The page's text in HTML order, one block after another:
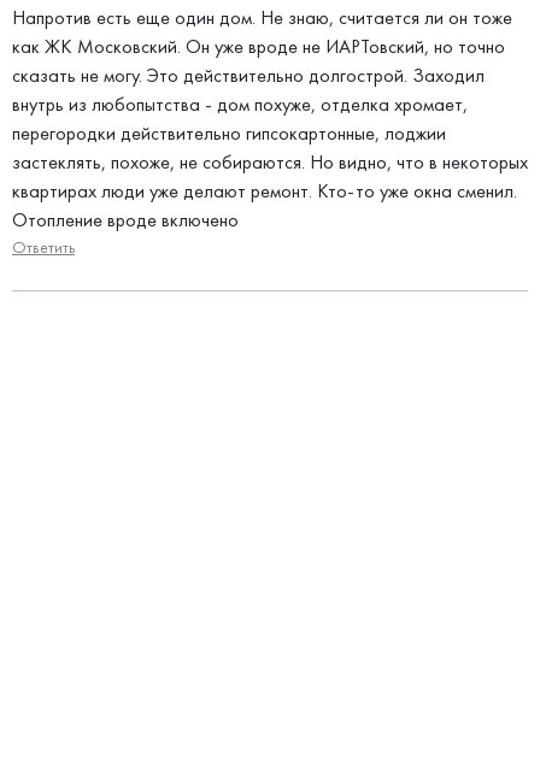
Напротив есть еще один дом. Не знаю, считается ли он тоже
как ЖК Московский. Он уже вроде не ИАРТовский, но точно
сказать не могу. Это действительно долгострой. Заходил
внутрь из любопытства - дом похуже, отделка хромает,
перегородки действительно гипсокартонные, лоджии
застеклять, похоже, не собираются. Но видно, что в некоторых
квартирах люди уже делают ремонт. Кто-то уже окна сменил.
Отопление вроде включено
Ответить